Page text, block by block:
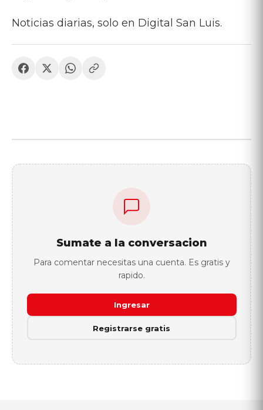
Noticias diarias, solo en Digital San Luis.
Sumate a la conversacion
Para comentar necesitas una cuenta. Es gratis y
rapido.
Ingresar
Registrarse gratis